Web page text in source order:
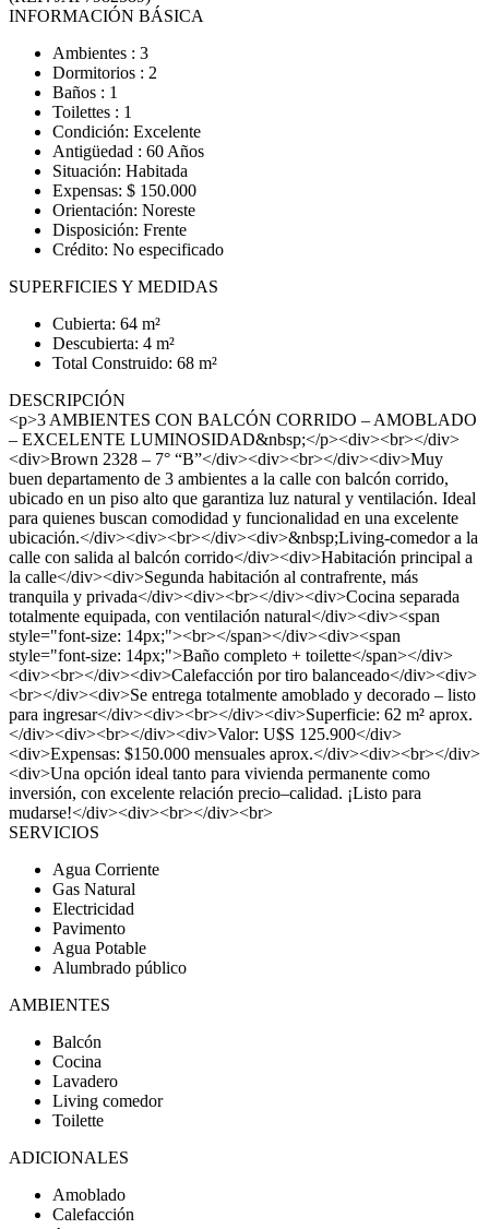
INFORMACIÓN BÁSICA
Ambientes : 3
Dormitorios : 2
Baños : 1
Toilettes : 1
Condición: Excelente
Antigüedad : 60 Años
Situación: Habitada
Expensas: $ 150.000
Orientación: Noreste
Disposición: Frente
Crédito: No especificado
SUPERFICIES Y MEDIDAS
Cubierta: 64 m²
Descubierta: 4 m²
Total Construido: 68 m²
DESCRIPCIÓN
<p>3 AMBIENTES CON BALCÓN CORRIDO – AMOBLADO
– EXCELENTE LUMINOSIDAD&nbsp;</p><div><br></div>
<div>Brown 2328 – 7° “B”</div><div><br></div><div>Muy
buen departamento de 3 ambientes a la calle con balcón corrido,
ubicado en un piso alto que garantiza luz natural y ventilación. Ideal
para quienes buscan comodidad y funcionalidad en una excelente
ubicación.</div><div><br></div><div>&nbsp;Living-comedor a la
calle con salida al balcón corrido</div><div>Habitación principal a
la calle</div><div>Segunda habitación al contrafrente, más
tranquila y privada</div><div><br></div><div>Cocina separada
totalmente equipada, con ventilación natural</div><div><span
style="font-size: 14px;"><br></span></div><div><span
style="font-size: 14px;">Baño completo + toilette</span></div>
<div><br></div><div>Calefacción por tiro balanceado</div><div>
<br></div><div>Se entrega totalmente amoblado y decorado – listo
para ingresar</div><div><br></div><div>Superficie: 62 m² aprox.
</div><div><br></div><div>Valor: U$S 125.900</div>
<div>Expensas: $150.000 mensuales aprox.</div><div><br></div>
<div>Una opción ideal tanto para vivienda permanente como
inversión, con excelente relación precio–calidad. ¡Listo para
mudarse!</div><div><br></div><br>
SERVICIOS
Agua Corriente
Gas Natural
Electricidad
Pavimento
Agua Potable
Alumbrado público
AMBIENTES
Balcón
Cocina
Lavadero
Living comedor
Toilette
ADICIONALES
Amoblado
Calefacción